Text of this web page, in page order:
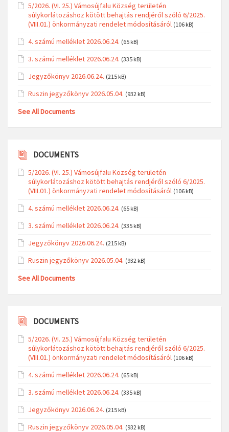
5/2026. (VI. 25.) Vámosújfalu Község területén
súlykorlátozáshoz kötött behajtás rendjéről szóló 6/2025.
(VIII.01.) önkormányzati rendelet módosításáról (106 kB)
4. számú melléklet 2026.06.24. (65 kB)
3. számú melléklet 2026.06.24. (335 kB)
Jegyzőkönyv 2026.06.24. (215 kB)
Ruszin jegyzőkönyv 2026.05.04. (932 kB)
See All Documents
DOCUMENTS
5/2026. (VI. 25.) Vámosújfalu Község területén
súlykorlátozáshoz kötött behajtás rendjéről szóló 6/2025.
(VIII.01.) önkormányzati rendelet módosításáról (106 kB)
4. számú melléklet 2026.06.24. (65 kB)
3. számú melléklet 2026.06.24. (335 kB)
Jegyzőkönyv 2026.06.24. (215 kB)
Ruszin jegyzőkönyv 2026.05.04. (932 kB)
See All Documents
DOCUMENTS
5/2026. (VI. 25.) Vámosújfalu Község területén
súlykorlátozáshoz kötött behajtás rendjéről szóló 6/2025.
(VIII.01.) önkormányzati rendelet módosításáról (106 kB)
4. számú melléklet 2026.06.24. (65 kB)
3. számú melléklet 2026.06.24. (335 kB)
Jegyzőkönyv 2026.06.24. (215 kB)
Ruszin jegyzőkönyv 2026.05.04. (932 kB)